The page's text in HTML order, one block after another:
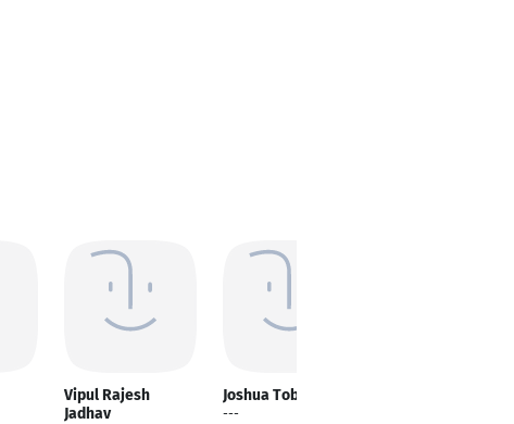
Vipul Rajesh
Jadhav
Joshua Tobi
---